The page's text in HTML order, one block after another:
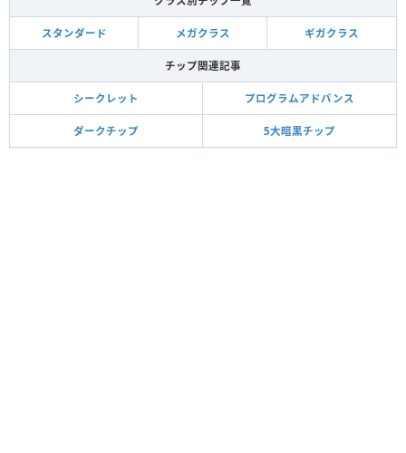
スタンダード メガクラス ギガクラス
チップ関連記事
シークレット プログラムアドバンス
ダークチップ 5大暗黒チップ